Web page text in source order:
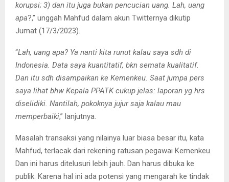
korupsi; 3) dan itu juga bukan pencucian uang. Lah, uang
apa?,” unggah Mahfud dalam akun Twitternya dikutip
Jumat (17/3/2023).
“Lah, uang apa? Ya nanti kita runut kalau saya sdh di
Indonesia. Data saya kuantitatif, bkn semata kualitatif.
Dan itu sdh disampaikan ke Kemenkeu. Saat jumpa pers
saya lihat bhw Kepala PPATK cukup jelas: laporan yg hrs
diselidiki. Nantilah, pokoknya jujur saja kalau mau
memperbaiki,” lanjutnya.
Masalah transaksi yang nilainya luar biasa besar itu, kata
Mahfud, terlacak dari rekening ratusan pegawai Kemenkeu.
Dan ini harus ditelusuri lebih jauh. Dan harus dibuka ke
publik. Karena hal ini ada potensi yang mengarah ke tindak